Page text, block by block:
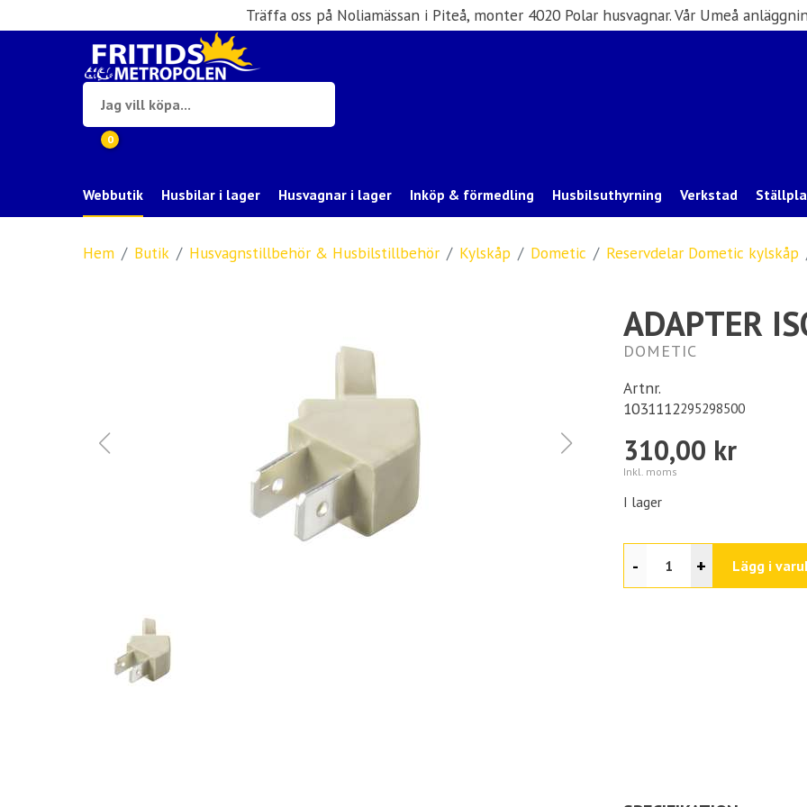
Träffa oss på Noliamässan i Piteå, monter 4020 Polar husvagnar. Vår Umeå
0
Webbutik Husbilar i lager Husvagnar i lager Inköp & förmedling Husbilsuthyrning Verkstad
Hem Butik Husvagnstillbehör & Husbilstillbehör Kylskåp Dometic Reservdelar Dometic kylskåp
ADAPTER
DOMETIC
Artnr.
1031112295298500
310,00 kr
Inkl. moms
I lager
- + Lägg i